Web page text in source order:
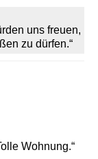
uns freuen,
zu dürfen.“
Wohnung.“